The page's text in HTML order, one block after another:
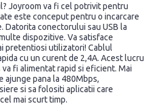
Joyroom va fi cel potrivit pentru
este conceput pentru o incarcare
conectorului sau USB la
dispozitive. Va satisface
pretentiosi utilizatori! Cablul
cu un curent de 2,4A. Acest lucru
fi alimentat rapid si eficient. Mai
ajunge pana la 480Mbps,
si sa folositi aplicatii care
mai scurt timp.